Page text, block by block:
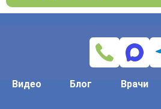
Видео Блог Врачи